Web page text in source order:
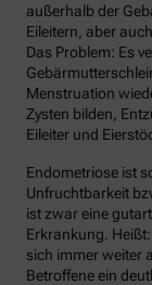
außerhalb der
Eileitern, aber
Das Problem: Es
Menstruation
Zysten bilden,
Eileiter und
Endometriose ist
Unfruchtbarkeit
ist zwar eine
Erkrankung.
sich immer weiter
Betroffene ein